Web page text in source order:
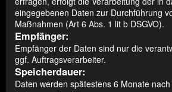
eingegebenen Daten zur Durchführung
Maßnahmen (Art 6 Abs. 1 lit b DSGVO).
Empfänger:
Empfänger der Daten sind nur die
ggf. Auftragsverarbeiter.
Speicherdauer:
Daten werden spätestens 6 Monate